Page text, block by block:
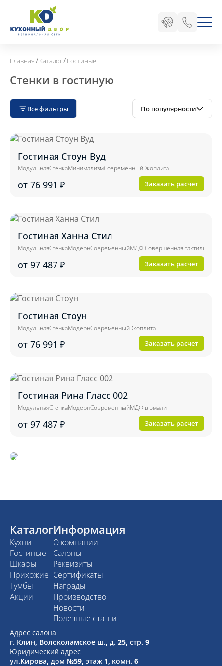
Главная/Каталог/Гостиные
Стенки в гостиную
Все фильтры По популярности
Гостиная Стоун Вуд
МодульнаяСтенкаМинимализмСовременныйЭкоплита
от 76 991 ₽ Заказать расчет
Гостиная Ханна Стил
МодульнаяСтенкаМодернСовременныйМДФ Совершенная
от 97 487 ₽ Заказать расчет
Гостиная Стоун
МодульнаяСтенкаМодернСовременныйЭкоплита
от 76 991 ₽ Заказать расчет
Гостиная Рина Гласс 002
МодульнаяСтенкаМодернСовременныйМДФ в эмали
от 97 487 ₽ Заказать расчет
Каталог
Кухни
Гостиные
Шкафы
Прихожие
Тумбы
Акции
Информация
О компании
Салоны
Реквизиты
Сертификаты
Награды
Производство
Новости
Полезные статьи
Адрес салона
г. Клин, Волоколамское ш., д. 25, стр. 9
Юридический адрес
ул.Кирова, дом №59, этаж 1, комн. 6